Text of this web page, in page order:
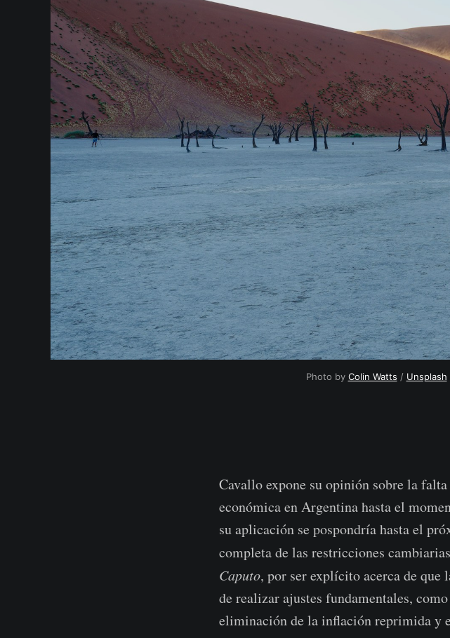
Photo by Colin Watts / Unsplash
Cavallo expone su opinión sobre la
económica en Argentina hasta el
su aplicación se pospondría hasta el
completa de las restricciones
Caputo, por ser explícito acerca de que
de realizar ajustes fundamentales,
eliminación de la inflación reprimida y